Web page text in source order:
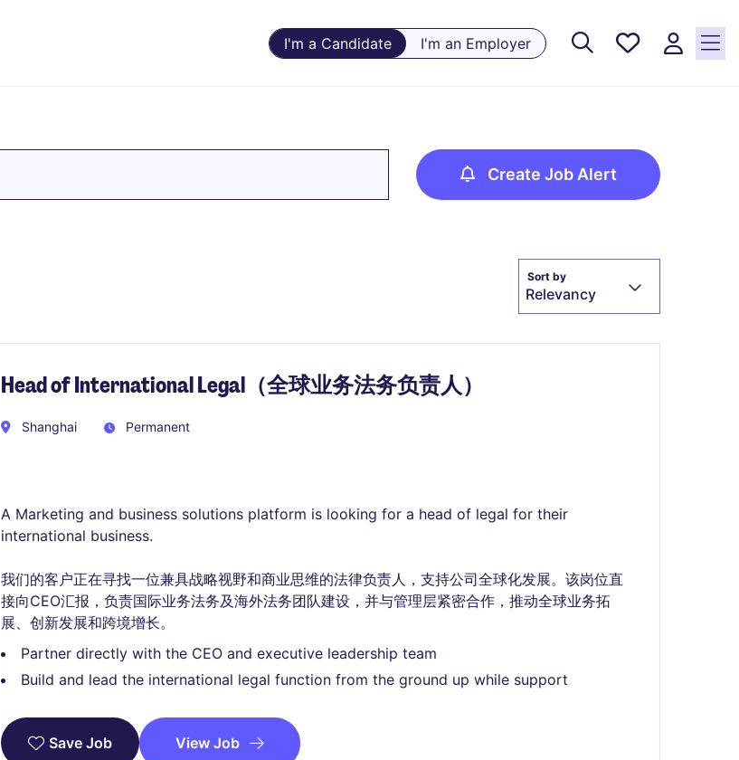
I'm a Candidate I'm an Employer
Saved
Create Job Alert
Sort by
Relevancy
Head of International Legal（全球业务法务负责人）
Shanghai Permanent
A Marketing and business solutions platform is looking for a head of legal for their
international business.
我们的客户正在寻找一位兼具战略视野和商业思维的法律负责人，支持公司全球化发展。该岗位直
接向CEO汇报，负责国际业务法务及海外法务团队建设，并与管理层紧密合作，推动全球业务拓
展、创新发展和跨境增长。
Partner directly with the CEO and executive leadership team
Build and lead the international legal function from the ground up while support
Save Job View Job